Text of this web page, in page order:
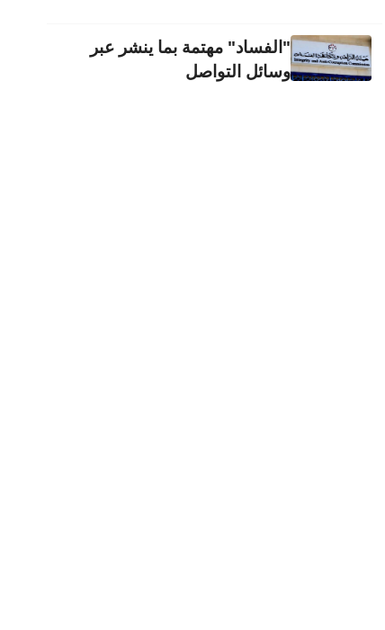
"الفساد" مهتمة بما ينشر عبر
وسائل التواصل